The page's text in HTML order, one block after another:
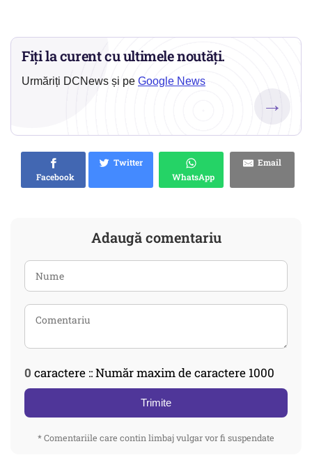
Fiți la curent cu ultimele noutăți.
Urmăriți DCNews și pe Google News
→
Facebook
Twitter
WhatsApp
Email
Adaugă comentariu
0 caractere :: Număr maxim de caractere 1000
Trimite
* Comentariile care contin limbaj vulgar vor fi suspendate